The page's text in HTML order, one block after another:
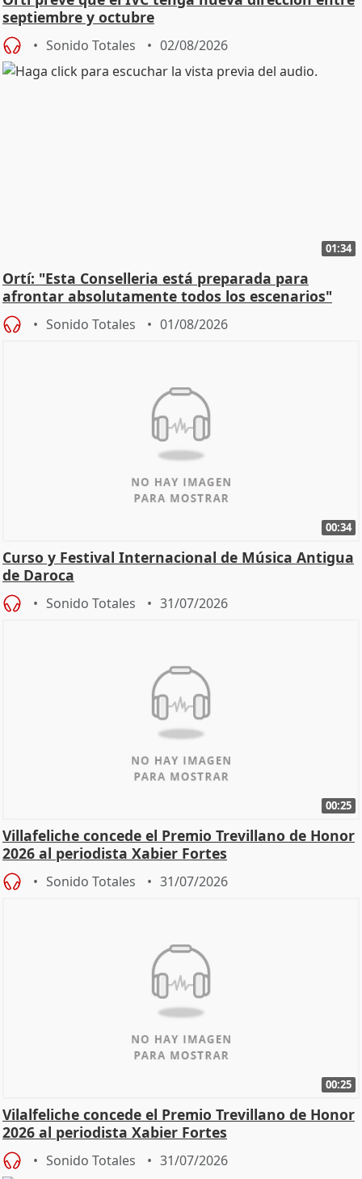
septiembre y octubre
Sonido Totales 02/08/2026
01:34
Ortí: "Esta Conselleria está preparada para
afrontar absolutamente todos los escenarios"
Sonido Totales 01/08/2026
00:34
Curso y Festival Internacional de Música Antigua
de Daroca
Sonido Totales 31/07/2026
00:25
Villafeliche concede el Premio Trevillano de Honor
2026 al periodista Xabier Fortes
Sonido Totales 31/07/2026
00:25
Vilalfeliche concede el Premio Trevillano de Honor
2026 al periodista Xabier Fortes
Sonido Totales 31/07/2026